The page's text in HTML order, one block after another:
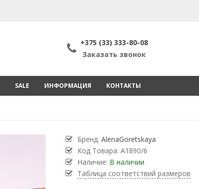
+375 (33) 333-80-08
Заказать звонок
SALE ИНФОРМАЦИЯ КОНТАКТЫ
Бренд: AlenaGoretskaya
Код Товара: A1890/6
Наличие: В наличии
Таблица соответствий размеров